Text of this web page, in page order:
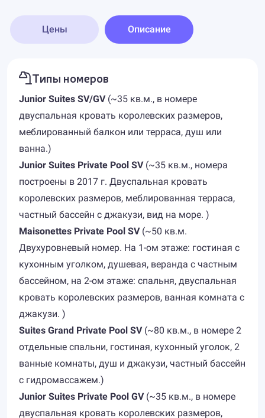
Цены Описание
Типы номеров
Junior Suites SV/GV(~35 кв.м., в номере
двуспальная кровать королевских размеров,
меблированный балкон или терраса, душ или
ванна.)
Junior Suites Private Pool SV (~35 кв.м., номера
построены в 2017 г. Двуспальная кровать
королевских размеров, меблированная терраса,
частный бассейн с джакузи, вид на море. )
Maisonettes Private Pool SV(~50 кв.м.
Двухуровневый номер. На 1-ом этаже: гостиная с
кухонным уголком, душевая, веранда с частным
бассейном, на 2-ом этаже: спальня, двуспальная
кровать королевских размеров, ванная комната с
джакузи. )
Suites Grand Private Pool SV(~80 кв.м., в номере 2
отдельные спальни, гостиная, кухонный уголок, 2
ванные комнаты, душ и джакузи, частный бассейн
с гидромассажем.)
Junior Suites Private Pool GV (~35 кв.м., в номере
двуспальная кровать королевских размеров,